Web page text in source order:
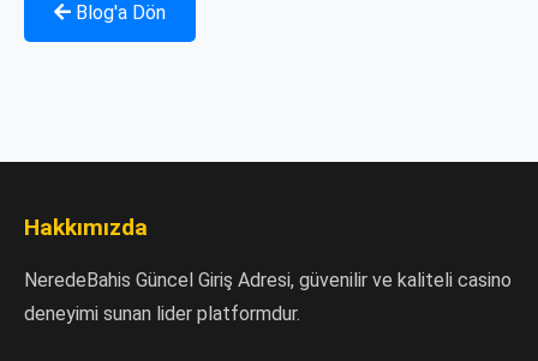
Blog'a Dön
Hakkımızda
NeredeBahis Güncel Giriş Adresi, güvenilir ve kaliteli casino
deneyimi sunan lider platformdur.